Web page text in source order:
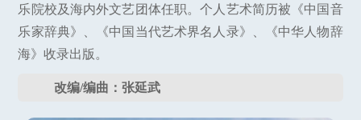
乐院校及海内外文艺团体任职。个人艺术简历被《中国音
乐家辞典》、《中国当代艺术界名人录》、《中华人物辞
海》收录出版。
改编/编曲：张延武